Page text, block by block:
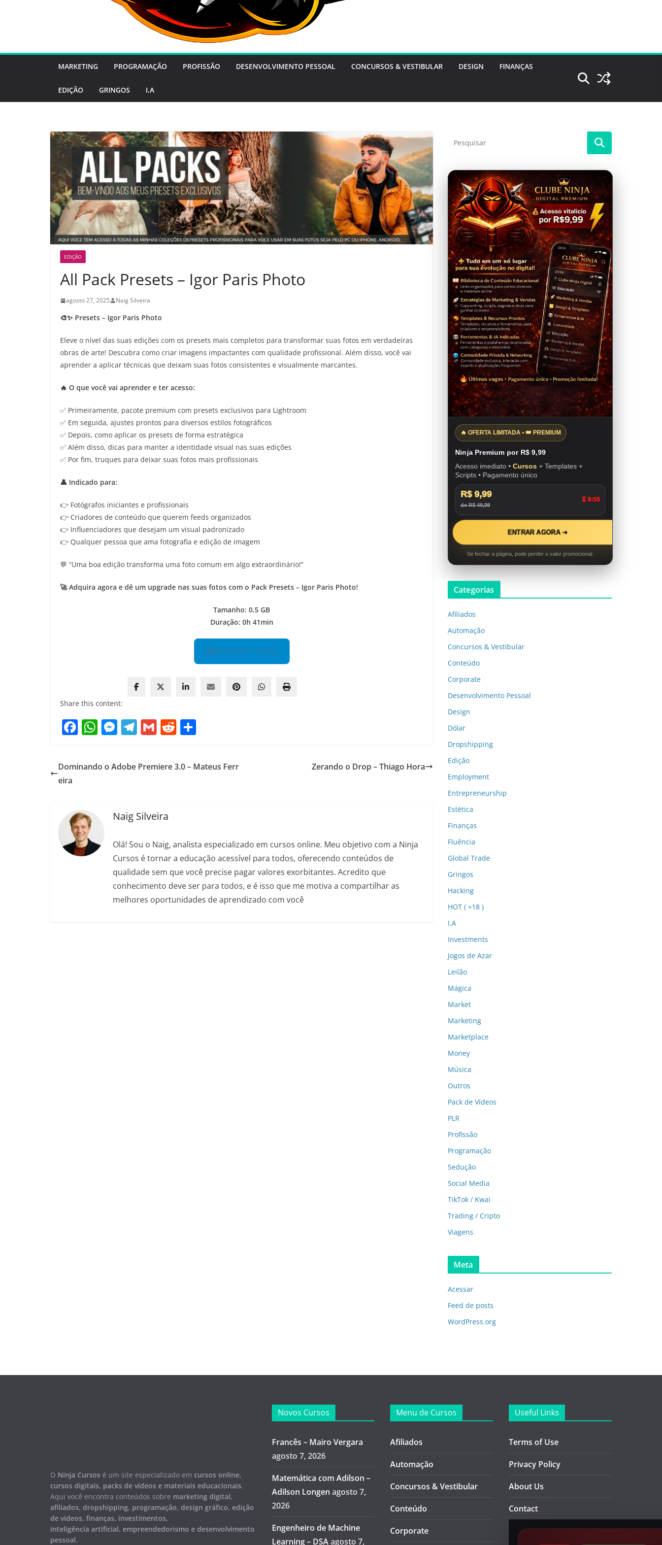
MARKETING PROGRAMAÇÃO PROFISSÃO DESENVOLVIMENTO PESSOAL CONCURSOS & VESTIBULAR DESIGN FINANÇAS
EDIÇÃO GRINGOS I.A
EDIÇÃO
All Pack Presets – Igor Paris Photo
agosto 27, 2025 Naig Silveira
🎨✨ Presets – Igor Paris Photo
Eleve o nível das suas edições com os presets mais completos para transformar suas fotos em verdadeiras
obras de arte! Descubra como criar imagens impactantes com qualidade profissional. Além disso, você vai
aprender a aplicar técnicas que deixam suas fotos consistentes e visualmente marcantes.
🔥 O que você vai aprender e ter acesso:
✅ Primeiramente, pacote premium com presets exclusivos para Lightroom
✅ Em seguida, ajustes prontos para diversos estilos fotográficos
✅ Depois, como aplicar os presets de forma estratégica
✅ Além disso, dicas para manter a identidade visual nas suas edições
✅ Por fim, truques para deixar suas fotos mais profissionais
👤 Indicado para:
👉 Fotógrafos iniciantes e profissionais
👉 Criadores de conteúdo que querem feeds organizados
👉 Influenciadores que desejam um visual padronizado
👉 Qualquer pessoa que ama fotografia e edição de imagem
💬 “Uma boa edição transforma uma foto comum em algo extraordinário!”
🚀 Adquira agora e dê um upgrade nas suas fotos com o Pack Presets – Igor Paris Photo!
Tamanho: 0.5 GB
Duração: 0h 41min
ACESSAR CURSO
Share this content:
F
c
e
o
o
k
W
s
M
ss
e
er
T
e
gr
G
ai
l
R
d
di
ar
e
Dominando o Adobe Premiere 3.0 – Mateus Ferr
eira
Zerando o Drop – Thiago Hora
Naig Silveira
Olá! Sou o Naig, analista especializado em cursos online. Meu objetivo com a Ninja
Cursos é tornar a educação acessível para todos, oferecendo conteúdos de
qualidade sem que você precise pagar valores exorbitantes. Acredito que
conhecimento deve ser para todos, e é isso que me motiva a compartilhar as
melhores oportunidades de aprendizado com você
🔥 OFERTA LIMITADA • 👑 PREMIUM
Ninja Premium por R$ 9,99
Acesso imediato • Cursos + Templates +
Scripts • Pagamento único
R$ 9,99
de R$ 49,99
⏳ 9:53
ENTRAR AGORA ➜
Se fechar a página, pode perder o valor promocional.
Categorias
Afiliados
Automação
Concursos & Vestibular
Conteúdo
Corporate
Desenvolvimento Pessoal
Design
Dólar
Dropshipping
Edição
Employment
Entrepreneurship
Estética
Finanças
Fluência
Global Trade
Gringos
Hacking
HOT ( +18 )
I.A
Investments
Jogos de Azar
Leilão
Mágica
Market
Marketing
Marketplace
Money
Música
Outros
Pack de Vídeos
PLR
Profissão
Programação
Sedução
Social Media
TikTok / Kwai
Trading / Cripto
Viagens
Meta
Acessar
Feed de posts
WordPress.org
O Ninja Cursos é um site especializado em cursos online,
cursos digitais, packs de vídeos e materiais educacionais.
Aqui você encontra conteúdos sobre marketing digital,
afiliados, dropshipping, programação, design gráfico, edição
de vídeos, finanças, investimentos,
inteligência artificial, empreendedorismo e desenvolvimento
pessoal.
Novos Cursos
Francês – Mairo Vergara
agosto 7, 2026
Matemática com Adilson –
Adilson Longen agosto 7,
2026
Engenheiro de Machine
Learning – DSA agosto 7,
Menu de Cursos
Afiliados
Automação
Concursos & Vestibular
Conteúdo
Corporate
Useful Links
Terms of Use
Privacy Policy
About Us
Contact